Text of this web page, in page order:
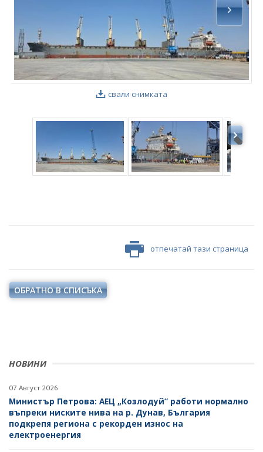
НОВИНИ
07 Август 2026
Министър Петрова: АЕЦ „Козлодуй“ работи нормално
въпреки ниските нива на р. Дунав, България
подкрепя региона с рекорден износ на
електроенергия
свали снимката
отпечатай тази страница
ОБРАТНО В СПИСЪКА